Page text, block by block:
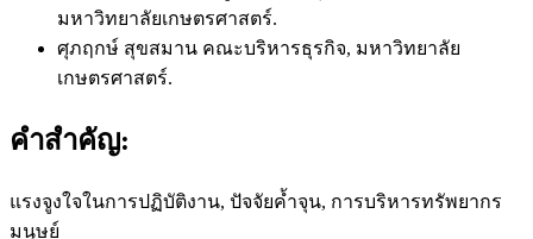
มหาวิทยาลัยเกษตรศาสตร์.
ศุภฤกษ์ สุขสมาน คณะบริหารธุรกิจ, มหาวิทยาลัย
เกษตรศาสตร์.
คำสำคัญ:
แรงจูงใจในการปฏิบัติงาน, ปัจจัยค้ำจุน, การบริหารทรัพยากร
มนุษย์